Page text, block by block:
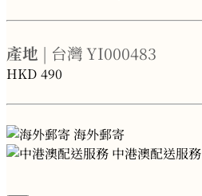
產地 | 台灣YI000483
HKD 490
海外郵寄
中港澳配送服務